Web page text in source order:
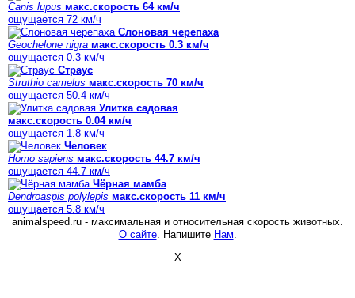
Canis lupus макс.скорость 64 км/ч
ощущается 72 км/ч
Слоновая черепаха
Geochelone nigra макс.скорость 0.3 км/ч
ощущается 0.3 км/ч
Страус
Struthio camelus макс.скорость 70 км/ч
ощущается 50.4 км/ч
Улитка садовая
макс.скорость 0.04 км/ч
ощущается 1.8 км/ч
Человек
Homo sapiens макс.скорость 44.7 км/ч
ощущается 44.7 км/ч
Чёрная мамба
Dendroaspis polylepis макс.скорость 11 км/ч
ощущается 5.8 км/ч
animalspeed.ru - максимальная и относительная скорость животных.
О сайте. Напишите Нам.
X